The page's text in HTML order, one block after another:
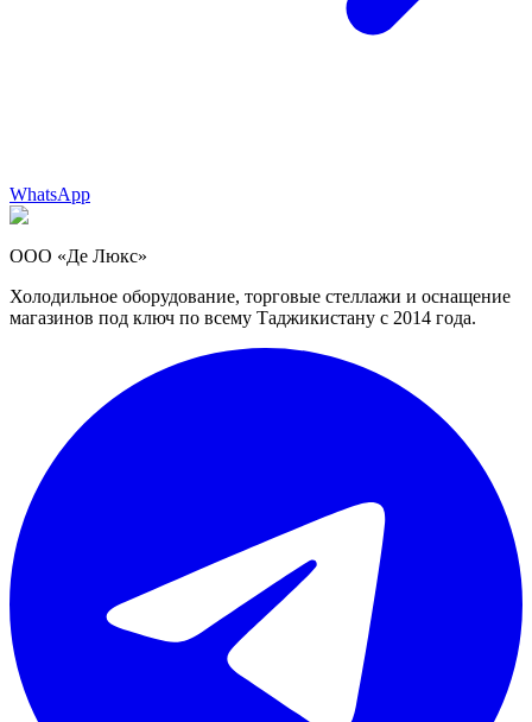
WhatsApp
ООО «Де Люкс»
Холодильное оборудование, торговые стеллажи и оснащение
магазинов под ключ по всему Таджикистану с 2014 года.